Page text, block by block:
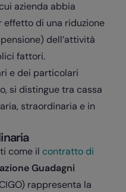
azienda abbia
di una riduzione
dell’attività
fattori.
e dei particolari
si distingue tra cassa
straordinaria e in
come il contratto di
Guadagni
rappresenta la